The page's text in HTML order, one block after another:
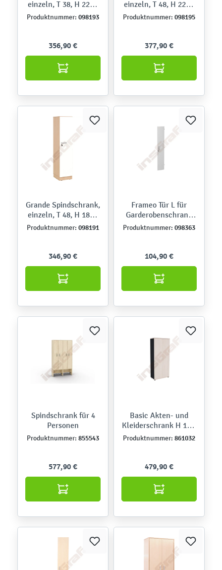
einzeln, T 38, H 223 -
Ahorn Jylland, Tür
Produktnummer: 098193
356,90 €
einzeln, T 48, H 223 -
Ahorn Jylland, Tür
Produktnummer: 098195
377,90 €
Grande Spindschrank,
einzeln, T 48, H 187 -
Ahorn Jylland, Tür
Produktnummer: 098191
346,90 €
Frameo Tür L für
Garderobenschrank
100157 und 098362 -
Produktnummer: 098363
104,90 €
Spindschrank für 4
Personen
Produktnummer: 855543
577,90 €
Basic Akten- und
Kleiderschrank H 183,
anthrazit-Front
Produktnummer: 861032
479,90 €